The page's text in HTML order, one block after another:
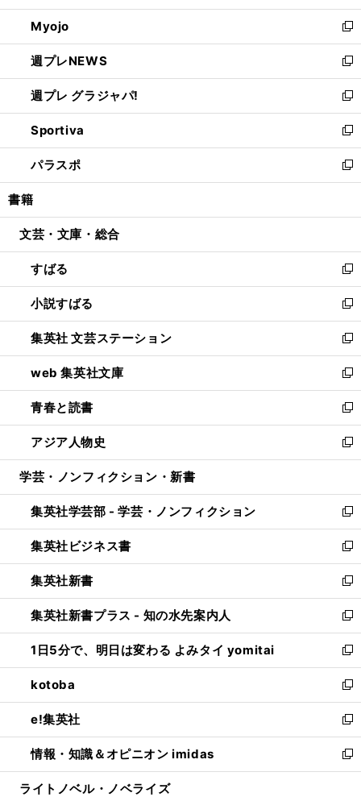
開
く
ウ
で
開
く
ン
ド
ウ
で
開
く
ウ
ィ
ン
ド
ウ
で
開
く
Myojo
新
し
い
ウ
ィ
ン
ド
ウ
で
開
週プレNEWS
新
し
い
ウ
ィ
ン
ド
ウ
開
週プレ グラジャパ!
新
し
い
ウ
ィ
ン
ウ
開
く
Sportiva
新
し
い
ウ
ン
ウ
で
開
く
パラスポ
新
し
ウ
ン
ド
ウ
で
開
く
書籍
文芸・文庫・総合
すばる
新
し
い
ウ
ィ
ン
ド
ウ
で
開
く
小説すばる
新
し
い
ウ
ィ
ン
ド
ウ
で
開
集英社 文芸ステーション
新
し
い
ウ
ィ
ン
ド
ウ
開
く
web 集英社文庫
新
し
い
ウ
ィ
ン
ウ
で
開
く
青春と読書
新
し
い
ウ
ン
ド
ウ
で
開
く
アジア人物史
新
し
ウ
ィ
ン
ド
ウ
で
開
く
学芸・ノンフィクション・新書
集英社学芸部 - 学芸・ノンフィクション
新
し
い
ウ
ィ
ン
ド
ウ
で
開
く
集英社ビジネス書
新
し
い
ウ
ィ
ン
ド
ウ
で
開
く
集英社新書
新
し
い
ウ
ィ
ン
ド
ウ
で
開
く
集英社新書プラス - 知の水先案内人
新
し
い
ウ
ィ
ン
ド
ウ
で
開
1日5分で、明日は変わる よみタイ yomitai
新
し
い
ウ
ィ
ン
ド
ウ
kotoba
新
し
い
ウ
ィ
ン
e!集英社
新
し
い
ウ
情報・知識＆オピニオン imidas
新
し
ライトノベル・ノベライズ